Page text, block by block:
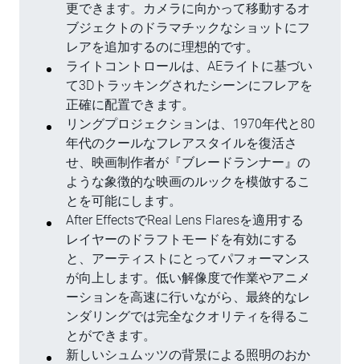
更できます。カメラに向かって移動するオ
ブジェクトのドラマチックなショットにフ
レアを追加するのに理想的です。
ライトコントロールは、AEライトに基づい
て3Dトラッキングされたシーンにフレアを
正確に配置できます。
リングプロジェクションは、1970年代と80
年代のクールなフレアスタイルを復活さ
せ、映画制作者が『ブレードランナー』の
ような象徴的な映画のルックを模倣するこ
とを可能にします。
After EffectsでReal Lens Flaresを適用する
レイヤーのドラフトモードを有効にする
と、アーティストにとってパフォーマンス
が向上します。低い解像度で作業やアニメ
ーションを高速に行いながら、最終的なレ
ンダリングでは完全なクオリティを得るこ
とができます。
新しいシュムッツの背景による照明のおか